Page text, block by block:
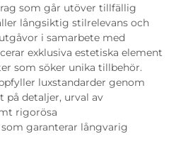
som går utöver tillfällig
långsiktig stilrelevans och
i samarbete med
exklusiva estetiska element
som söker unika tillbehör.
luxstandarder genom
på detaljer, urval av
rigorösa
garanterar långvarig